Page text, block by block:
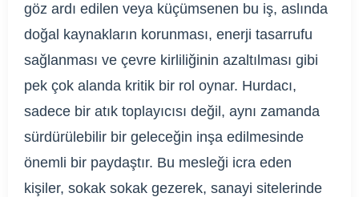
göz ardı edilen veya küçümsenen bu iş, aslında
doğal kaynakların korunması, enerji tasarrufu
sağlanması ve çevre kirliliğinin azaltılması gibi
pek çok alanda kritik bir rol oynar. Hurdacı,
sadece bir atık toplayıcısı değil, aynı zamanda
sürdürülebilir bir geleceğin inşa edilmesinde
önemli bir paydaştır. Bu mesleği icra eden
kişiler, sokak sokak gezerek, sanayi sitelerinde